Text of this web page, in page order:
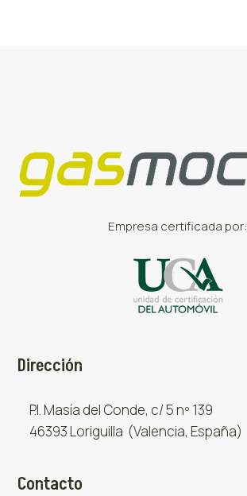
Empresa certificada por:
Dirección
P.I. Masía del Conde, c/ 5 nº 139
46393 Loriguilla (Valencia, España)
Contacto